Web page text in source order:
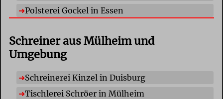
Polsterei Gockel in Essen
Schreiner aus Mülheim und
Umgebung
Schreinerei Kinzel in Duisburg
Tischlerei Schröer in Mülheim